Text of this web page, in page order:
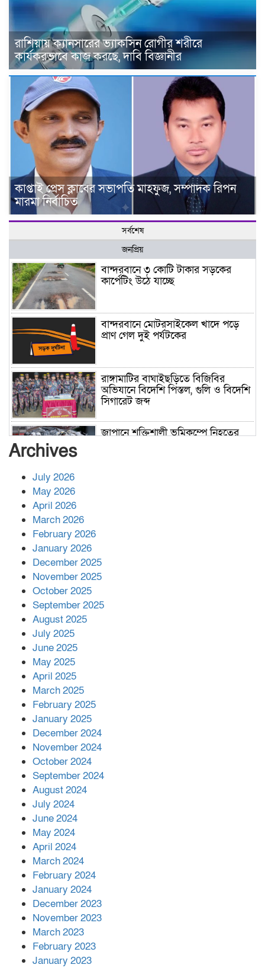
রাশিয়ায় ক্যানসারের ভ্যাকসিন রোগীর শরীরে
কার্যকরভাবে কাজ করছে, দাবি বিজ্ঞানীর
কাপ্তাই প্রেস ক্লাবের সভাপতি মাহফুজ, সম্পাদক রিপন
মারমা নির্বাচিত
সর্বশেষ
জনপ্রিয়
বান্দরবানে ৩ কোটি টাকার সড়কের
কার্পেটিং উঠে যাচ্ছে
বান্দরবানে মোটরসাইকেল খাদে পড়ে
প্রাণ গেল দুই পর্যটকের
রাঙ্গামাটির বাঘাইছড়িতে বিজিবির
অভিযানে বিদেশি পিস্তল, গুলি ও বিদেশি
সিগারেট জব্দ
জাপানে শক্তিশালী ভূমিকম্পে নিহতের
পর ফোন তারেক রহমানের,গ্যাস সঙ্কট
সহায়তা দিলেন সাচিং প্রু জেরী
Archives
July 2026
May 2026
April 2026
March 2026
February 2026
January 2026
December 2025
November 2025
October 2025
September 2025
August 2025
July 2025
June 2025
May 2025
April 2025
March 2025
February 2025
January 2025
December 2024
November 2024
October 2024
September 2024
August 2024
July 2024
June 2024
May 2024
April 2024
March 2024
February 2024
January 2024
December 2023
November 2023
March 2023
February 2023
January 2023